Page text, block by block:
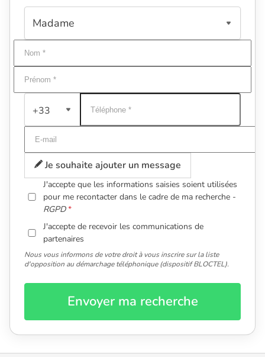
+33
Je souhaite ajouter un message
J'accepte que les informations saisies soient utilisées
pour me recontacter dans le cadre de ma recherche -
RGPD
J'accepte de recevoir les communications de
partenaires
Nous vous informons de votre droit à vous inscrire sur la liste
d'opposition au démarchage téléphonique (dispositif BLOCTEL).
Envoyer ma recherche